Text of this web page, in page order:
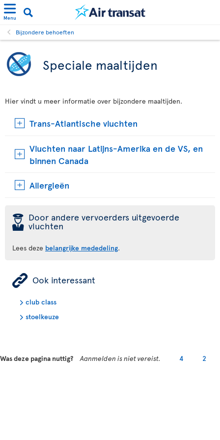
Menu
Bijzondere behoeften
Speciale maaltijden
Hier vindt u meer informatie over bijzondere maaltijden.
Trans-Atlantische vluchten
Vluchten naar Latijns-Amerika en de VS, en
binnen Canada
Allergieën
þ Door andere vervoerders uitgevoerde
vluchten
Lees deze belangrijke mededeling.
ÿ Ook interessant
club class
stoelkeuze
Was deze pagina nuttig? Aanmelden is niet vereist. 4 2